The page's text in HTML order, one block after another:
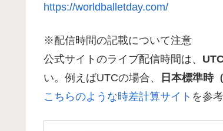
https://worldballetday.com/
※配信時間の記載について注意
公式サイトのライブ配信時間は、
い。例えばUTCの場合、
日本標準時
こちらのような時差計算サイト を参